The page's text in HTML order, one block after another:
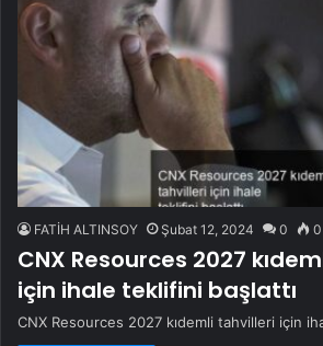
FATİH ALTINSOY Şubat 12, 2024 0 0
CNX Resources 2027
için ihale teklifini başlattı
CNX Resources 2027 kıdemli tahvilleri için